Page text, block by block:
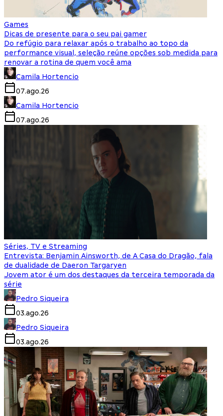
Games
Dicas de presente para o seu pai gamer
Do refúgio para relaxar após o trabalho ao topo da
performance visual, seleção reúne opções sob medida para
renovar a rotina de quem você ama
Camila Hortencio
07.ago.26
Camila Hortencio
07.ago.26
Séries, TV e Streaming
Entrevista: Benjamin Ainsworth, de A Casa do Dragão, fala
de dualidade de Daeron Targaryen
Jovem ator é um dos destaques da terceira temporada da
série
Pedro Siqueira
03.ago.26
Pedro Siqueira
03.ago.26